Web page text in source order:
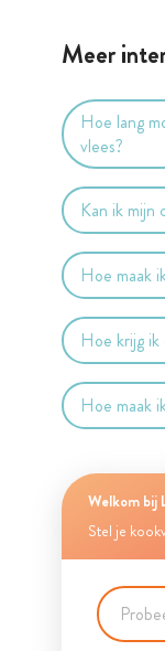
Meer
Hoe lang
vlees?
Kan ik mijn
Hoe maak
Hoe krijg ik
Hoe maak
Welkom bij
Stel je